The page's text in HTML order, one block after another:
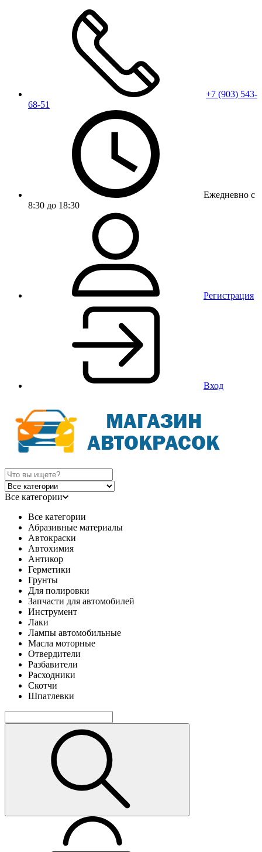
+7 (903) 543-
68-51
Ежедневно с
8:30 до 18:30
Регистрация
Вход
Все категории
Все категории
Абразивные материалы
Автокраски
Автохимия
Антикор
Герметики
Грунты
Для полировки
Запчасти для автомобилей
Инструмент
Лаки
Лампы автомобильные
Масла моторные
Отвердители
Разбавители
Расходники
Скотчи
Шпатлевки